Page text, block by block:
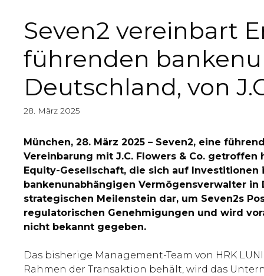
Seven2 vereinbart
führenden
Deutschland, von
28. März 2025
München, 28. März 2025 – Seven2, eine
Vereinbarung mit J.C. Flowers & Co. getroffen
Equity-Gesellschaft, die sich auf
bankenunabhängigen Vermögensverwalter
strategischen Meilenstein dar, um Seven2s
regulatorischen Genehmigungen und wird
nicht bekannt gegeben.
Das bisherige Management-Team von HRK
Rahmen der Transaktion behält, wird das